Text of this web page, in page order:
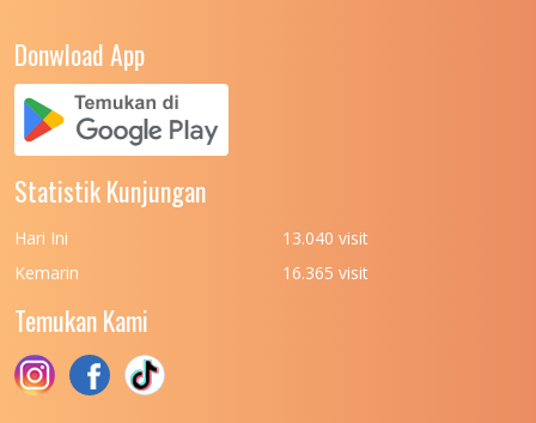
UNIVERSITAS NUSA CENDANA
UNIVERSITAS PADJADJARAN
UNIVERSITAS PATTIMURA
(UPN) VETERAN JAKARTA
UNIVERSITAS PEMBANGUNAN NASIONAL
(UPN) VETERAN JAWA TIMUR
UNIVERSITAS PEMBANGUNAN NASIONAL
Donwload App
Statistik Kunjungan
Hari Ini
13.040 visit
Kemarin
16.365 visit
Temukan Kami